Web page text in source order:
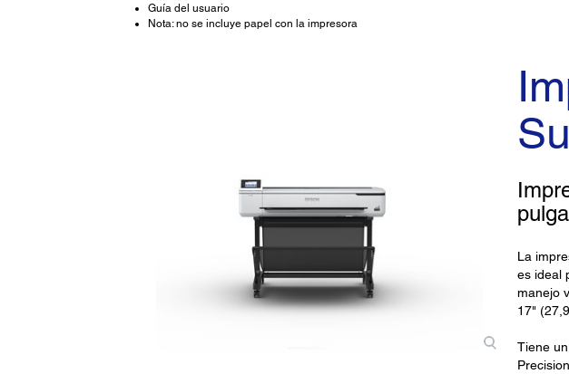
Guía del usuario
Nota: no se incluye papel con la impresora
La
es ideal
manejo
17"
Tiene